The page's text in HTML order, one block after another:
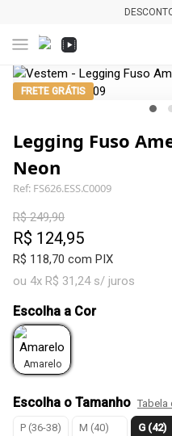
FRETE GRÁTIS
Legging Fuso
Neon
Ref: FS626.ESS.C0009
R$ 249,90
R$ 124,95
R$ 118,70 com PIX
ou 4x R$ 31,24 s/ juros
Escolha a Cor
Amarelo
Escolha o Tamanho Tabela
P (36-38)
M (40) G (42)